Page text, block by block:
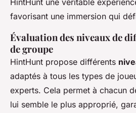
HintHunt une véritable
favorisant une immersion qui
Évaluation des niveaux de
de groupe
HintHunt propose différents
adaptés à tous les types de
experts. Cela permet à chacun
lui semble le plus approprié,